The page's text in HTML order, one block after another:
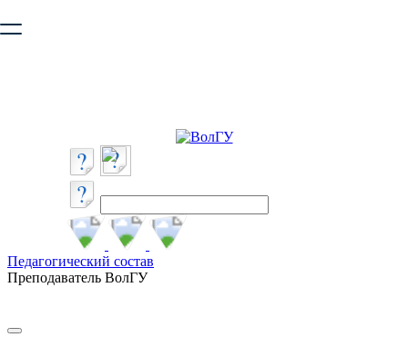
безопасную работу с сайтом. Пожалуйста
Педагогический состав
Преподаватель ВолГУ